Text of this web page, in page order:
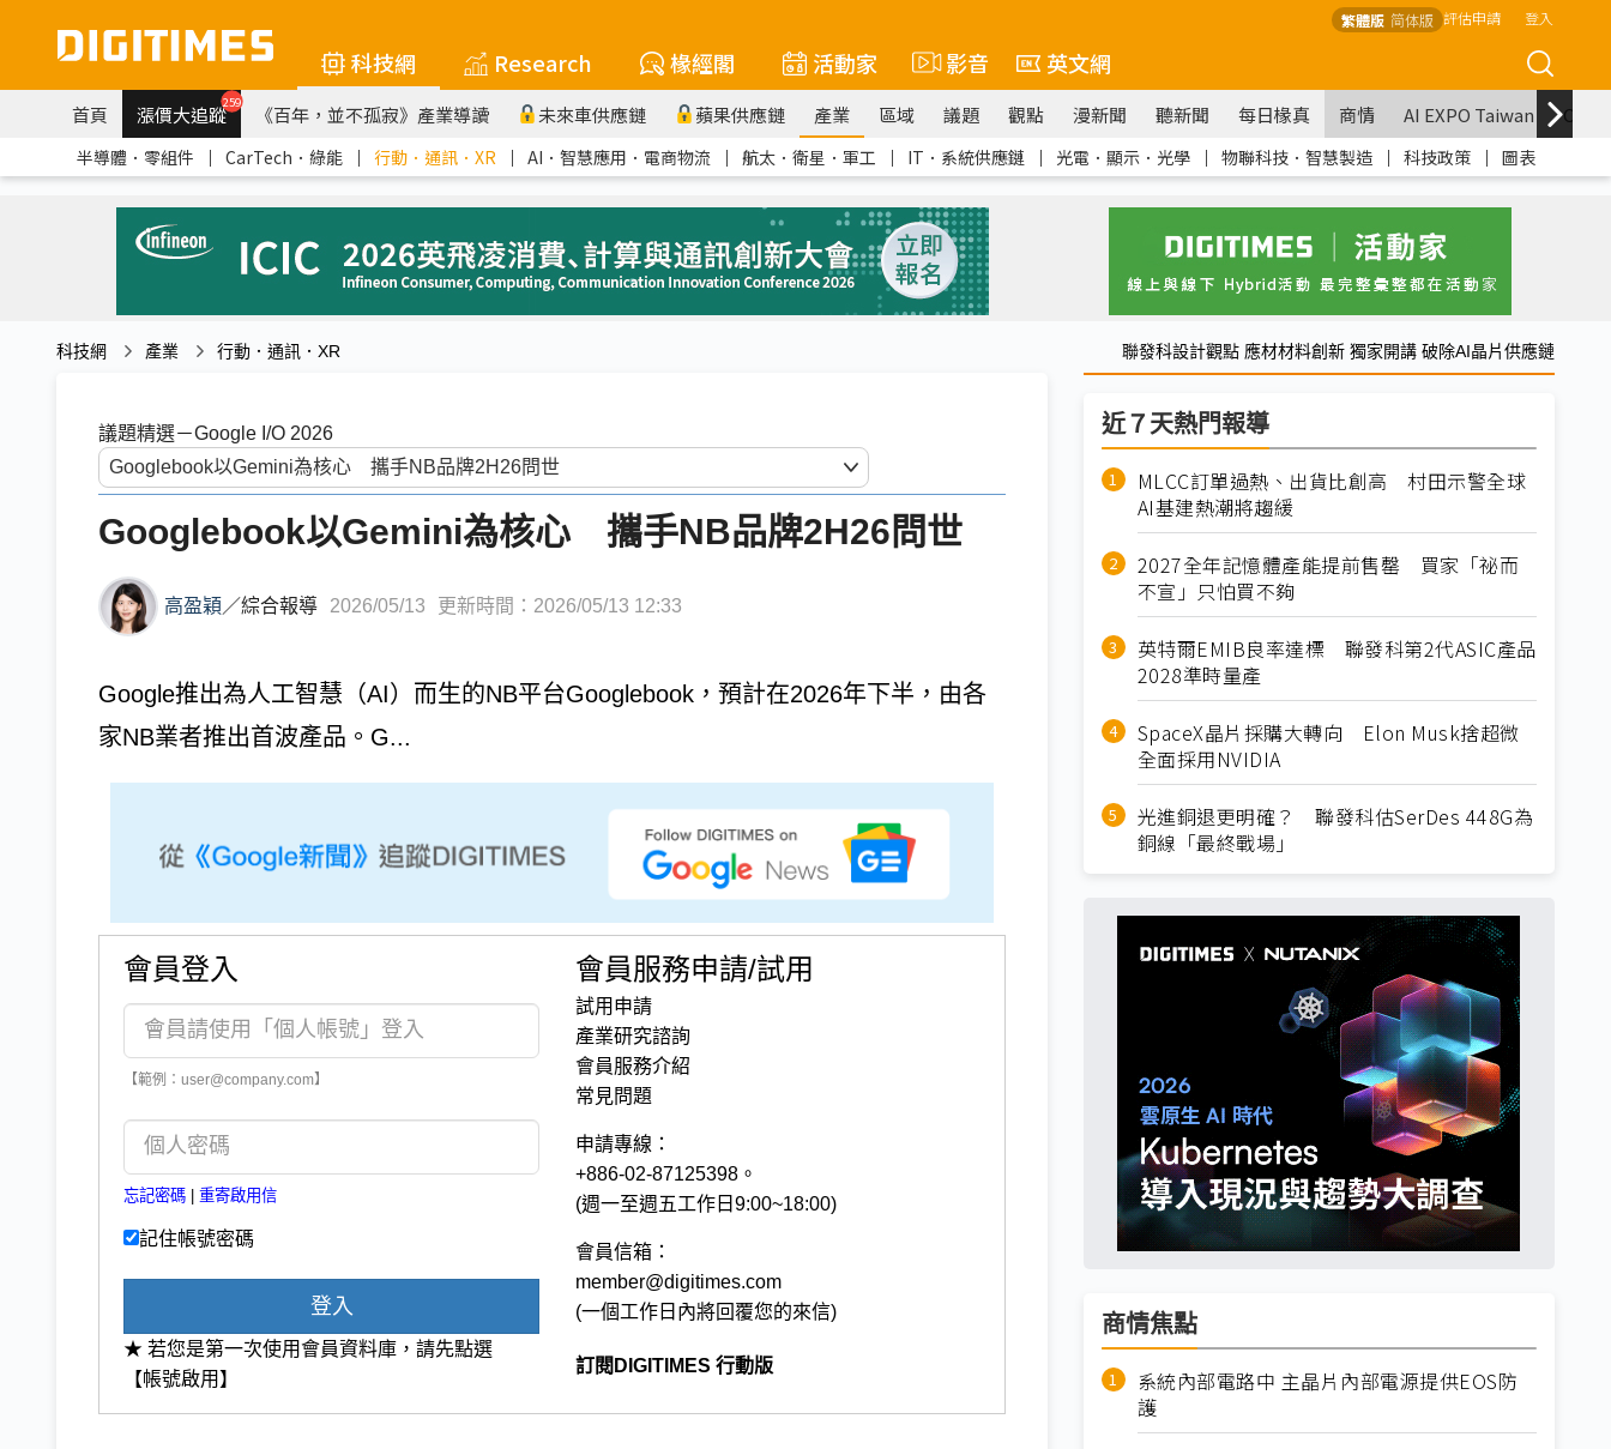
繁體版 简体版 評估申請 登入
科技網 Research 椽經閣 活動家 影音 英文網
首頁 漲價大追蹤259 《百年，並不孤寂》產業導讀 未來車供應鏈 蘋果供應鏈 產業 區域 議題 觀點 漫新聞 聽新聞 每日椽真 商情 AI EXPO Taiwan
半導體．零組件 ｜ CarTech．綠能 ｜ 行動．通訊．XR ｜ AI．智慧應用．電商物流 ｜ 航太．衛星．軍工 ｜ IT．系統供應鏈 ｜ 光電．顯示．光學 ｜ 物聯科技．智慧製造 ｜ 科技政策 ｜ 圖表
科技網 產業 行動．通訊．XR 聯發科設計觀點 應材材料創新 獨家開講 破除AI晶片供應鏈
議題精選－Google I/O 2026
Googlebook以Gemini為核心 攜手NB品牌2H26問世
高盈穎 ／綜合報導 2026/05/13 更新時間：2026/05/13 12:33
Google推出為人工智慧（AI）而生的NB平台Googlebook，預計在2026年下半，由各
家NB業者推出首波產品。G...
會員登入
【範例：user@company.com】
忘記密碼 重寄啟用信
記住帳號密碼
登入
★ 若您是第一次使用會員資料庫，請先點選
【帳號啟用】
會員服務申請/試用
試用申請
產業研究諮詢
會員服務介紹
常見問題
申請專線：
+886-02-87125398。
(週一至週五工作日9:00~18:00)
會員信箱：
member@digitimes.com
(一個工作日內將回覆您的來信)
訂閱DIGITIMES 行動版
近７天熱門報導
MLCC訂單過熱、出貨比創高 村田示警全球
AI基建熱潮將趨緩
2027全年記憶體產能提前售罄 買家「祕而
不宣」只怕買不夠
英特爾EMIB良率達標 聯發科第2代ASIC產品
2028準時量產
SpaceX晶片採購大轉向 Elon Musk捨超微
全面採用NVIDIA
光進銅退更明確？ 聯發科估SerDes 448G為
銅線「最終戰場」
商情焦點
系統內部電路中 主晶片內部電源提供EOS防
護